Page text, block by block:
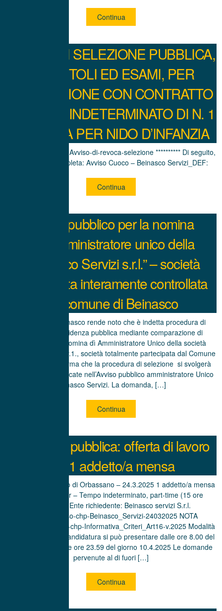
Continua
AVVISO DI SELEZIONE PUBBLICA,
PER TITOLI ED ESAMI, PER
L’ASSUNZIONE CON CONTRATTO
A TEMPO INDETERMINATO DI N. 1
CUOCO/A PER NIDO D’INFANZIA
REVOCA AVVISO: Avviso-di-revoca-selezione ********** Di seguito,
l’informativa completa: Avviso Cuoco – Beinasco Servizi_DEF:
Continua
Avviso pubblico per la nomina
dell’amministratore unico della
“Beinasco Servizi s.r.l.” – società
partecipata interamente controllata
dal comune di Beinasco
Il Sindaco di Beinasco rende noto che è indetta procedura di
selezione ad evidenza pubblica mediante comparazione di
curricula per la nomina dì Amministratore Unico della società
Beinasco Servizi S.r.1., società totalmente partecipata dal Comune
di Beinasco e informa che la procedura di selezione si svolgerà
con le modalità indicate nell’Avviso pubblico amministratore Unico
Beinasco Servizi. La domanda, […]
Continua
Chiamata pubblica: offerta di lavoro
per 1 addetto/a mensa
Centro per l’impiego di Orbassano – 24.3.2025 1 addetto/a mensa
– Livello 6 Super – Tempo indeterminato, part-time (15 ore
settimanali) Ente richiedente: Beinasco servizi S.r.l.
AVVISO: Avviso-chp-Beinasco_Servizi-24032025 NOTA
SULL’AVVISO: Nota-chp-Informativa_Criteri_Art16-v.2025 Modalità
di candidatura La candidatura si può presentare dalle ore 8.00 del
giorno 8.4.2025 alle ore 23.59 del giorno 10.4.2025 Le domande
pervenute al di fuori […]
Continua